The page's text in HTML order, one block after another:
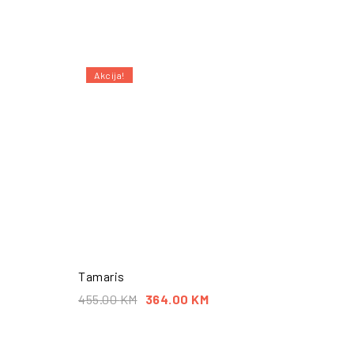
Akcija!
Tamaris
455.00KM 364.00 KM